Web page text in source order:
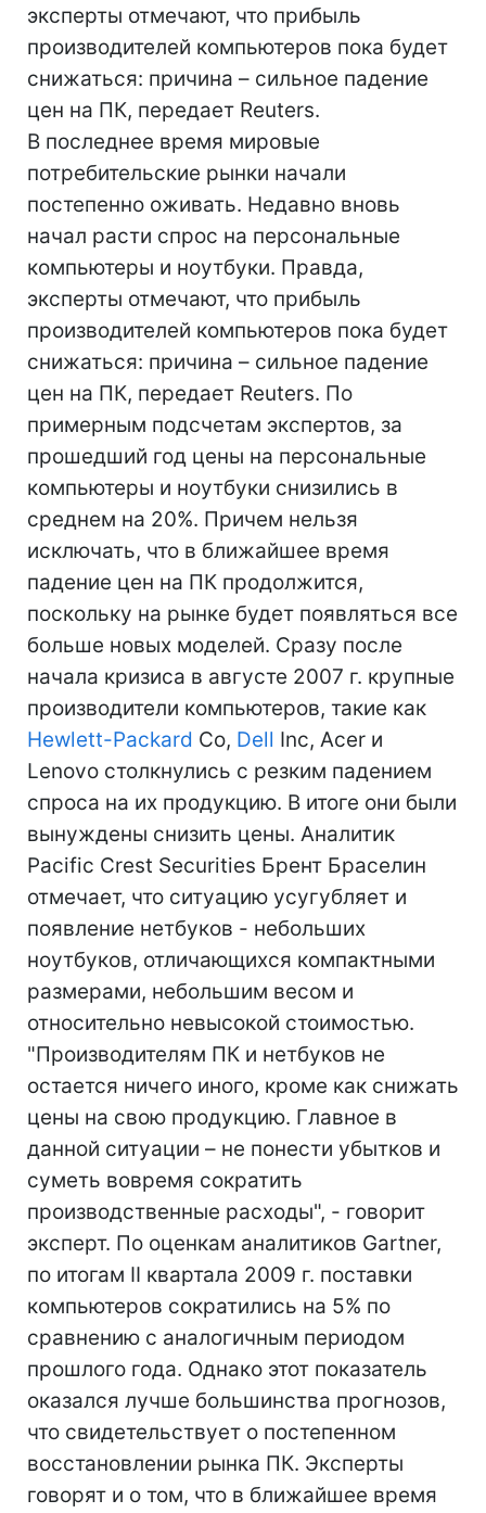
эксперты отмечают, что прибыль
производителей компьютеров пока будет
снижаться: причина – сильное падение
цен на ПК, передает Reuters.
В последнее время мировые
потребительские рынки начали
постепенно оживать. Недавно вновь
начал расти спрос на персональные
компьютеры и ноутбуки. Правда,
эксперты отмечают, что прибыль
производителей компьютеров пока будет
снижаться: причина – сильное падение
цен на ПК, передает Reuters. По
примерным подсчетам экспертов, за
прошедший год цены на персональные
компьютеры и ноутбуки снизились в
среднем на 20%. Причем нельзя
исключать, что в ближайшее время
падение цен на ПК продолжится,
поскольку на рынке будет появляться все
больше новых моделей. Сразу после
начала кризиса в августе 2007 г. крупные
производители компьютеров, такие как
Hewlett-Packard Co, Dell Inc, Acer и
Lenovo столкнулись с резким падением
спроса на их продукцию. В итоге они были
вынуждены снизить цены. Аналитик
Pacific Crest Securities Брент Браселин
отмечает, что ситуацию усугубляет и
появление нетбуков - небольших
ноутбуков, отличающихся компактными
размерами, небольшим весом и
относительно невысокой стоимостью.
"Производителям ПК и нетбуков не
остается ничего иного, кроме как снижать
цены на свою продукцию. Главное в
данной ситуации – не понести убытков и
суметь вовремя сократить
производственные расходы", - говорит
эксперт. По оценкам аналитиков Gartner,
по итогам II квартала 2009 г. поставки
компьютеров сократились на 5% по
сравнению с аналогичным периодом
прошлого года. Однако этот показатель
оказался лучше большинства прогнозов,
что свидетельствует о постепенном
восстановлении рынка ПК. Эксперты
говорят и о том, что в ближайшее время